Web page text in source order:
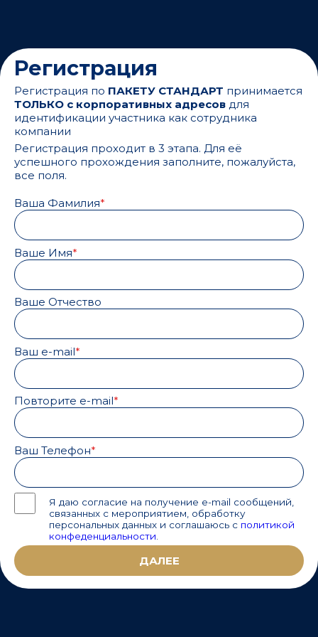
Регистрация
Регистрация по ПАКЕТУ СТАНДАРТ принимается
ТОЛЬКО с корпоративных адресов для
идентификации участника как сотрудника
компании
Регистрация проходит в 3 этапа. Для её
успешного прохождения заполните, пожалуйста,
все поля.
Ваша Фамилия
Ваше Имя
Ваше Отчество
Ваш e-mail
Повторите e-mail
Ваш Телефон
Я даю согласие на получение e-mail сообщений,
связанных с мероприятием, обработку
персональных данных и соглашаюсь с политикой
конфеденциальности.
ДАЛЕЕ